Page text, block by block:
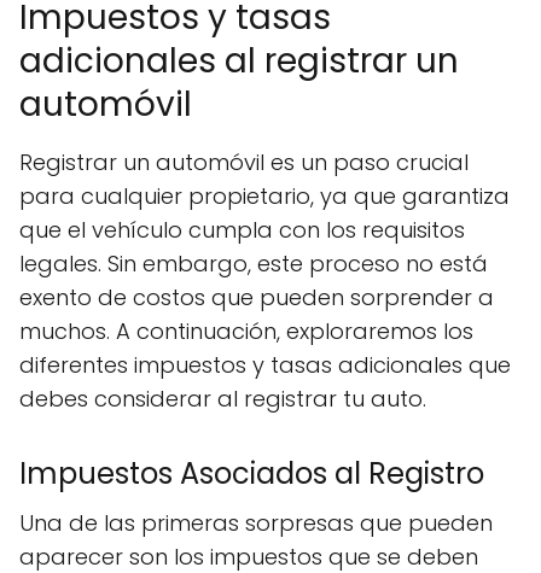
Impuestos y tasas
adicionales al registrar un
automóvil
Registrar un automóvil es un paso crucial
para cualquier propietario, ya que garantiza
que el vehículo cumpla con los requisitos
legales. Sin embargo, este proceso no está
exento de costos que pueden sorprender a
muchos. A continuación, exploraremos los
diferentes impuestos y tasas adicionales que
debes considerar al registrar tu auto.
Impuestos Asociados al Registro
Una de las primeras sorpresas que pueden
aparecer son los impuestos que se deben